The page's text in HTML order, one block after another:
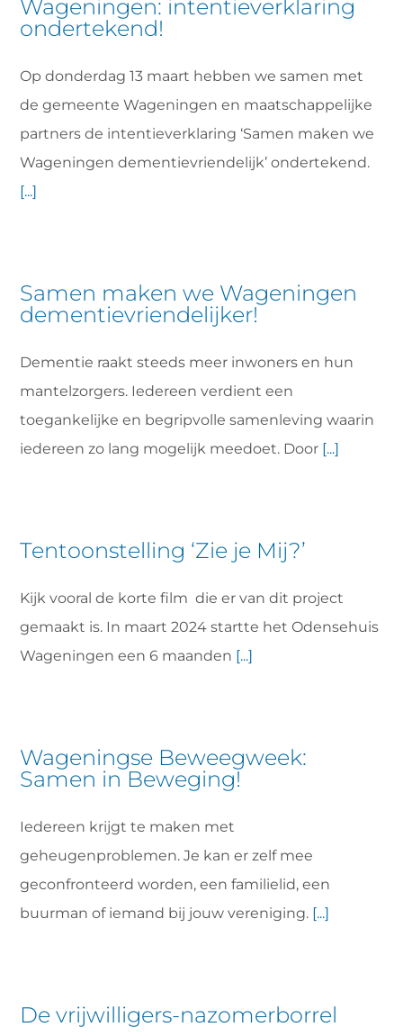
Wageningen: intentieverklaring
ondertekend!
Op donderdag 13 maart hebben we samen met
de gemeente Wageningen en maatschappelijke
partners de intentieverklaring ‘Samen maken we
Wageningen dementievriendelijk’ ondertekend.
[...]
Samen maken we Wageningen
dementievriendelijker!
Dementie raakt steeds meer inwoners en hun
mantelzorgers. Iedereen verdient een
toegankelijke en begripvolle samenleving waarin
iedereen zo lang mogelijk meedoet. Door [...]
Tentoonstelling ‘Zie je Mij?’
Kijk vooral de korte film die er van dit project
gemaakt is. In maart 2024 startte het Odensehuis
Wageningen een 6 maanden [...]
Wageningse Beweegweek:
Samen in Beweging!
Iedereen krijgt te maken met
geheugenproblemen. Je kan er zelf mee
geconfronteerd worden, een familielid, een
buurman of iemand bij jouw vereniging. [...]
De vrijwilligers-nazomerborrel